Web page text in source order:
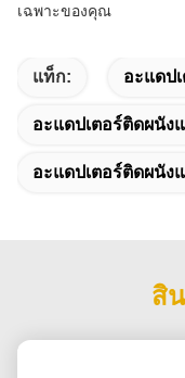
เฉพาะของคุณ
แท็ก: อะแดป
อะแดปเตอร์ติดผนัง
อะแดปเตอร์ติดผนัง
สิ